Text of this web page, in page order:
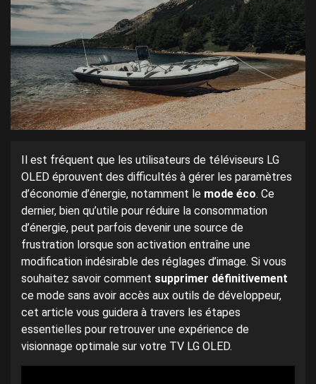
Il est fréquent que les utilisateurs de téléviseurs LG
OLED éprouvent des difficultés à gérer les paramètres
d’économie d’énergie, notamment le mode éco. Ce
dernier, bien qu’utile pour réduire la consommation
d’énergie, peut parfois devenir une source de
frustration lorsque son activation entraîne une
modification indésirable des réglages d’image. Si vous
souhaitez savoir comment supprimer définitivement
ce mode sans avoir accès aux outils de développeur,
cet article vous guidera à travers les étapes
essentielles pour retrouver une expérience de
visionnage optimale sur votre TV LG OLED.